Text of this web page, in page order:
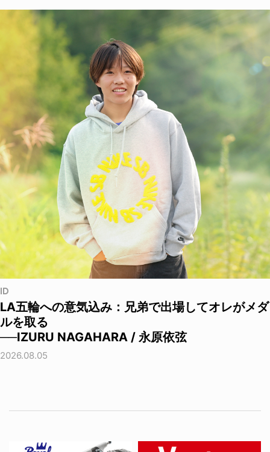
ID
LA五輪への意気込み：兄弟で出場してオレがメダ
ルを取る
──IZURU NAGAHARA / 永原依弦
2026.08.05